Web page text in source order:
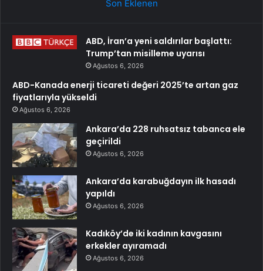
Son Eklenen
ABD, İran’a yeni saldırılar başlattı:
Trump’tan misilleme uyarısı
Ağustos 6, 2026
ABD-Kanada enerji ticareti değeri 2025’te artan gaz
fiyatlarıyla yükseldi
Ağustos 6, 2026
Ankara’da 228 ruhsatsız tabanca ele
geçirildi
Ağustos 6, 2026
Ankara’da karabuğdayın ilk hasadı
yapıldı
Ağustos 6, 2026
Kadıköy’de iki kadının kavgasını
erkekler ayıramadı
Ağustos 6, 2026